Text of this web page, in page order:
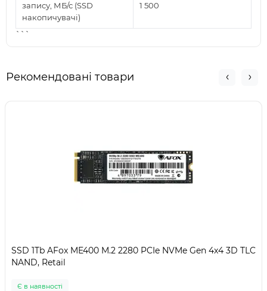
запису, МБ/с (SSD
накопичувачі)
1 500
```
Рекомендовані товари
SSD 1Tb AFox ME400 M.2 2280 PCIe NVMe Gen 4x4 3D TLC
NAND, Retail
Є в наявності